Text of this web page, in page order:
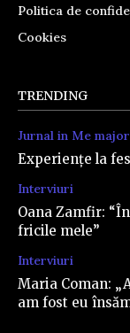
Politica de
Cookies
TRENDING
Jurnal in Me major
Experiențe la
Interviuri
Oana Zamfir:
fricile mele”
Interviuri
Maria Coman:
am fost eu